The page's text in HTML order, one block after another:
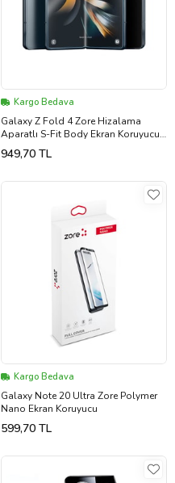
Kargo Bedava
Galaxy Z Fold 4 Zore Hizalama
Aparatlı S-Fit Body Ekran Koruyucu
(Renksiz)
949,70 TL
Kargo Bedava
Galaxy Note 20 Ultra Zore Polymer
Nano Ekran Koruyucu
599,70 TL